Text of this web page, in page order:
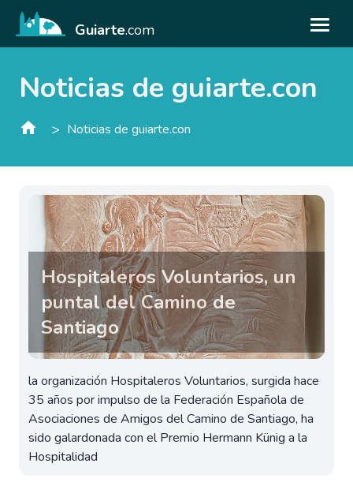
Guiarte.com
Noticias de guiarte.con
> Noticias de guiarte.con
Hospitaleros Voluntarios, un
puntal del Camino de
Santiago
la organización Hospitaleros Voluntarios, surgida hace
35 años por impulso de la Federación Española de
Asociaciones de Amigos del Camino de Santiago, ha
sido galardonada con el Premio Hermann Künig a la
Hospitalidad